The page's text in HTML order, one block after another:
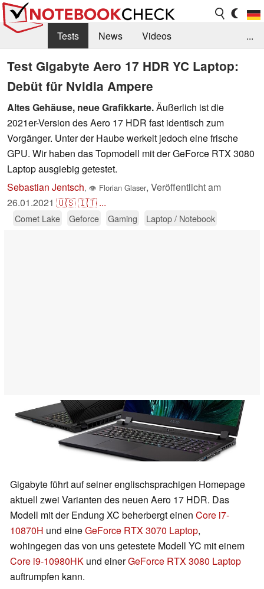
Tests News
Videos
Benchmarks & Tech
Externe Tests
Kaufberatung
Deals Suche
Forum
...
Test Gigabyte Aero 17 HDR YC Laptop:
Debüt für Nvidia Ampere
Altes Gehäuse, neue Grafikkarte.Äußerlich ist die
2021er-Version des Aero 17 HDR fast identisch zum
Vorgänger. Unter der Haube werkelt jedoch eine frische
GPU. Wir haben das Topmodell mit der GeForce RTX 3080
Laptop ausgiebig getestet.
Sebastian Jentsch, 👁 Florian Glaser, Veröffentlicht am
26.01.2021 🇺🇸🇮🇹 ...
Comet Lake Geforce Gaming Laptop / Notebook
Gigabyte führt auf seiner englischsprachigen Homepage
aktuell zwei Varianten des neuen Aero 17 HDR. Das
Modell mit der Endung XC beherbergt einen Core i7-
10870H und eineGeForce RTX 3070 Laptop,
wohingegen das von uns getestete Modell YC mit einem
Core i9-10980HK und einerGeForce RTX 3080 Laptop
auftrumpfen kann.